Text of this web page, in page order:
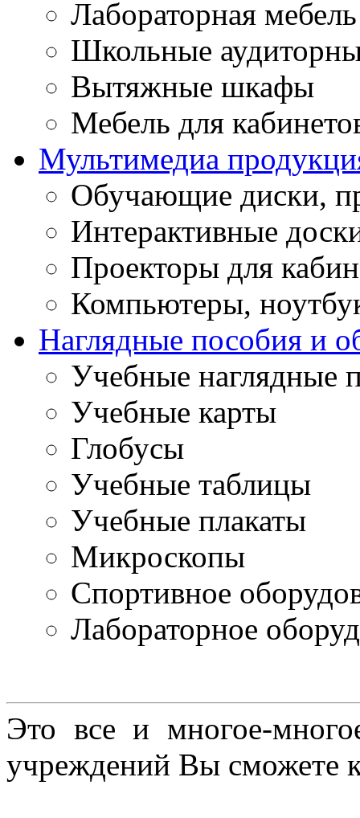
Лабораторная мебель
Школьные
Вытяжные шкафы
Мебель для
Мультимедиа
Обучающие диски,
Интерактивные
Проекторы для
Компьютеры,
Наглядные пособия и
Учебные наглядные
Учебные карты
Глобусы
Учебные таблицы
Учебные плакаты
Микроскопы
Спортивное
Лабораторное
Это все и многое-
учреждений Вы сможете